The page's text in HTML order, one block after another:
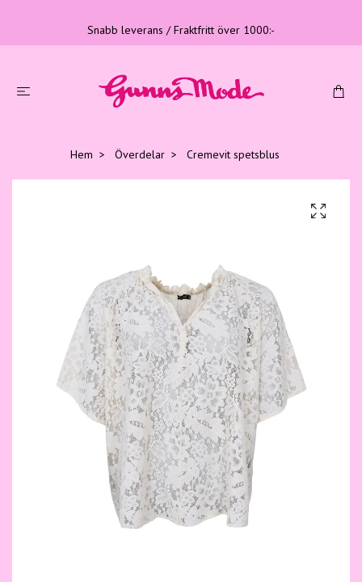
Snabb leverans / Fraktfritt över 1000:-
Hem Överdelar Cremevit spetsblus